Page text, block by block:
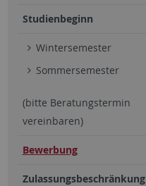
Studienbeginn
Wintersemester
Sommersemester
(bitte Beratungstermin
vereinbaren)
Bewerbung
Zulassungsbeschränkung